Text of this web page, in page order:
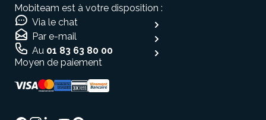
Mobiteam est à votre disposition :
Via le chat
Par e-mail
Au 01 83 63 80 00
Moyen de paiement